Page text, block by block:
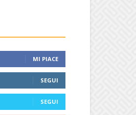
MI PIACE
SEGUI
SEGUI